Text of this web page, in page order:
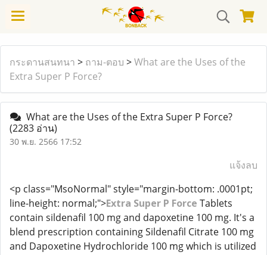
กระดานสนทนา > ถาม-ตอบ >What are the Uses of the
Extra Super P Force?
What are the Uses of the Extra Super P Force?
(2283 อ่าน)
30 พ.ย. 2566 17:52
แจ้งลบ
<p class="MsoNormal" style="margin-bottom: .0001pt;
line-height: normal;">Extra Super P Force Tablets
contain sildenafil 100 mg and dapoxetine 100 mg. It's a
blend prescription containing Sildenafil Citrate 100 mg
and Dapoxetine Hydrochloride 100 mg which is utilized